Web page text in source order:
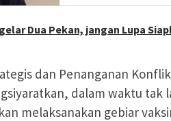
Dua Pekan, jangan Lupa
dan Penanganan
dalam waktu tak
melaksanakan gebiar